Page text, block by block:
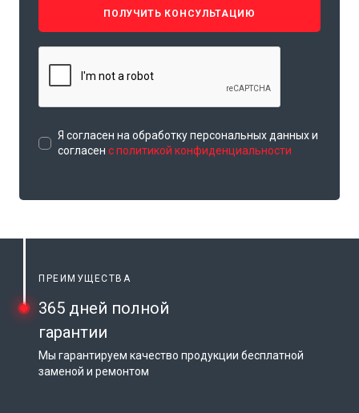
ПОЛУЧИТЬ КОНСУЛЬТАЦИЮ
Я согласен на обработку персональных данных и
согласен с политикой конфиденциальности
ПРЕИМУЩЕСТВА
365 дней полной
гарантии
Мы гарантируем качество продукции бесплатной
заменой и ремонтом